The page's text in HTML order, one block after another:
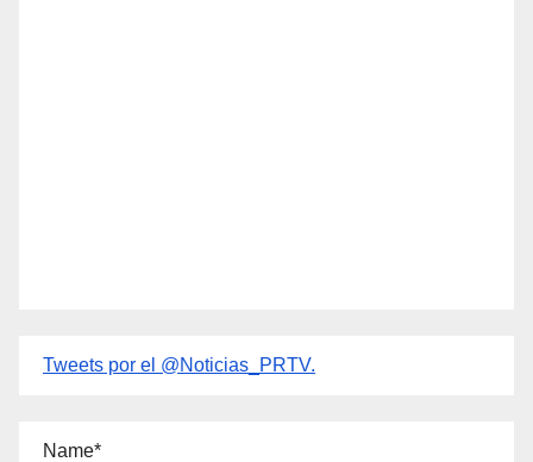
Tweets por el @Noticias_PRTV.
Name*